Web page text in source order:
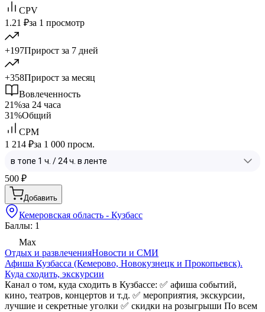
CPV
1.21 ₽за 1 просмотр
+197Прирост за 7 дней
+358Прирост за месяц
Вовлеченность
21%за 24 часа
31%Общий
CPM
1 214 ₽за 1 000 просм.
500 ₽
Добавить
Кемеровская область - Кузбасс
Баллы: 1
Max
Отдых и развлеченияНовости и СМИ
Афиша Кузбасса (Кемерово, Новокузнецк и Прокопьевск).
Куда сходить, экскурсии
Канал о том, куда сходить в Кузбассе: ✅ афиша событий,
кино, театров, концертов и т.д. ✅ мероприятия, экскурсии,
лучшие и секретные уголки ✅ скидки на розыгрыши По всем